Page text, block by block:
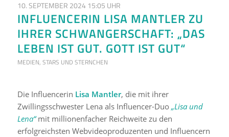
10. SEPTEMBER 2024 15:05 UHR
INFLUENCERIN LISA MANTLER ZU
IHRER SCHWANGERSCHAFT: „DAS
LEBEN IST GUT. GOTT IST GUT“
MEDIEN, STARS UND STERNCHEN
Die Influencerin Lisa Mantler, die mit ihrer
Zwillingsschwester Lena als Influencer-Duo „Lisa und
Lena“mit millionenfacher Reichweite zu den
erfolgreichsten Webvideoproduzenten und Influencern